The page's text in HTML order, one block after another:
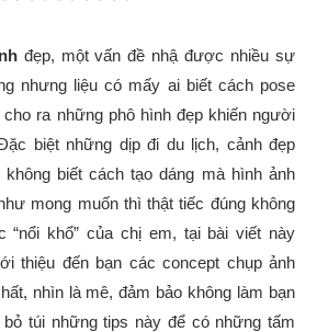
đẹp, một vấn đề nhậ được nhiều sự
nhưng liệu có mấy ai biết cách pose
cho ra những phô hình đẹp khiến người
biệt những dịp đi du lịch, cảnh đẹp
biết cách tạo dáng mà hình ảnh
mong muốn thì thật tiếc đúng không
“nổi khổ” của chị em, tại bài viết này
thiệu đến bạn các concept chụp ảnh
nhìn là mê, đảm bảo không làm bạn
túi những tips này để có những tấm